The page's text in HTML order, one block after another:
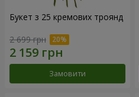
Букет з 25 кремових троянд
2 699 грн
Замовити